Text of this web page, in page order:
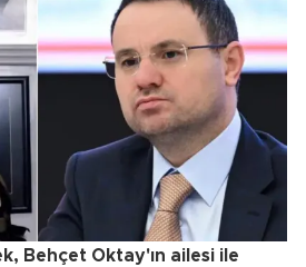
Behçet Oktay'ın ailesi ile